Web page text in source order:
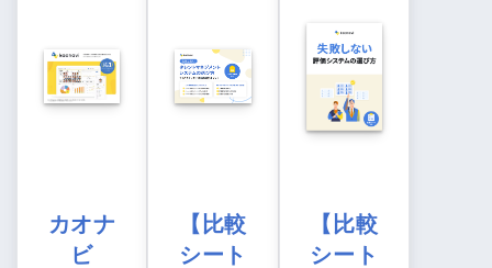
カオナ
ビ
【比較
シート
【比較
シート